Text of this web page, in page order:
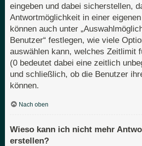
eingeben und dabei sicherstellen,
Antwortmöglichkeit in einer
können auch unter
Benutzer“ festlegen, wie viele
auswählen kann, welches Zeitlimit
(0 bedeutet dabei eine zeitlich
und schließlich, ob die Benutzer
können.
Nach oben
Wieso kann ich nicht mehr
erstellen?